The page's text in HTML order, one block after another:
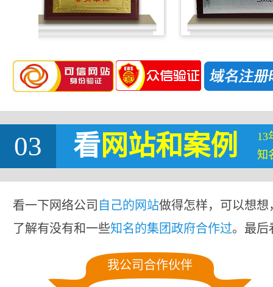
03 看网站和案例
13
知
看一下网络公司 自己的网站做得怎样，可以想
了解有没有和一些知名的集团政府合作过。最后
我公司合作伙伴